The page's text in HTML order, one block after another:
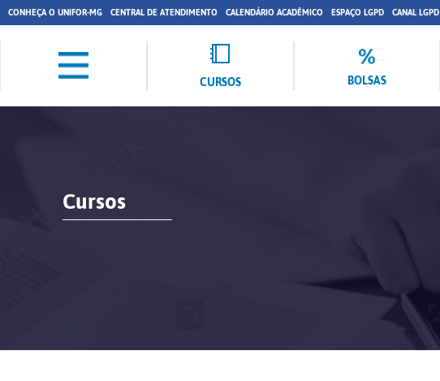
CONHEÇA O UNIFOR-MG CENTRAL DE ATENDIMENTO CALENDÁRIO ACADÊMICO ESPAÇO LGPD CANAL LGPD
CURSOS BOLSAS
Cursos